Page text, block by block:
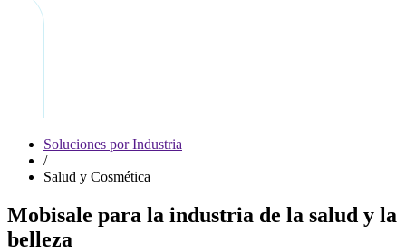
Soluciones por Industria
/
Salud y Cosmética
Mobisale para la industria de la salud y la
belleza